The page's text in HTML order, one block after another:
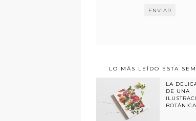
LO MÁS LEÍDO ESTA
LA
DE UNA
BOTÁNICA